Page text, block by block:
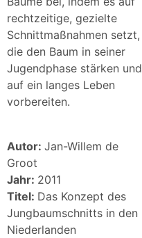
rechtzeitige, gezielte
Schnittmaßnahmen setzt,
die den Baum in seiner
Jugendphase stärken und
auf ein langes Leben
vorbereiten.
Autor: Jan-Willem de
Groot
Jahr: 2011
Titel: Das Konzept des
Jungbaumschnitts in den
Niederlanden